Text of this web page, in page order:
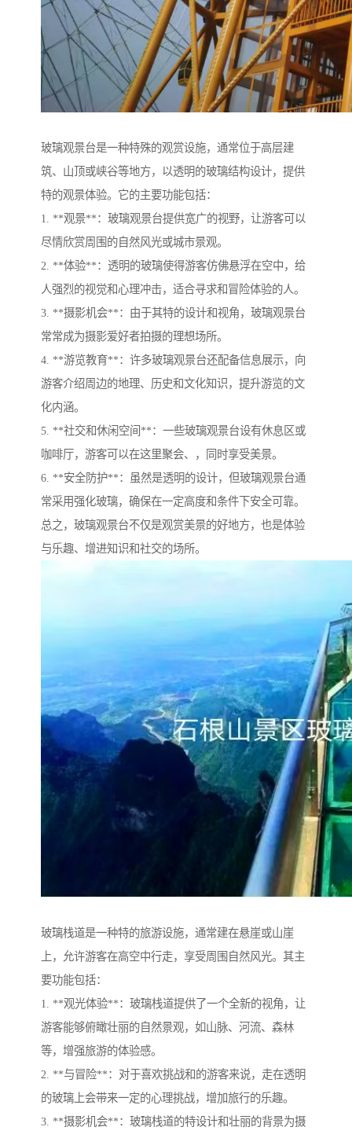
玻璃观景台是一种特殊的观赏设施，通常位于高层建
筑、山顶或峡谷等地方，以透明的玻璃结构设计，提供
特的观景体验。它的主要功能包括：
1. **观景**：玻璃观景台提供宽广的视野，让游客可以
尽情欣赏周围的自然风光或城市景观。
2. **体验**：透明的玻璃使得游客仿佛悬浮在空中，给
人强烈的视觉和心理冲击，适合寻求和冒险体验的人。
3. **摄影机会**：由于其特的设计和视角，玻璃观景台
常常成为摄影爱好者拍摄的理想场所。
4. **游览教育**：许多玻璃观景台还配备信息展示，向
游客介绍周边的地理、历史和文化知识，提升游览的文
化内涵。
5. **社交和休闲空间**：一些玻璃观景台设有休息区或
咖啡厅，游客可以在这里聚会、，同时享受美景。
6. **安全防护**：虽然是透明的设计，但玻璃观景台通
常采用强化玻璃，确保在一定高度和条件下安全可靠。
总之，玻璃观景台不仅是观赏美景的好地方，也是体验
与乐趣、增进知识和社交的场所。
玻璃栈道是一种特的旅游设施，通常建在悬崖或山崖
上，允许游客在高空中行走，享受周围自然风光。其主
要功能包括：
1. **观光体验**：玻璃栈道提供了一个全新的视角，让
游客能够俯瞰壮丽的自然景观，如山脉、河流、森林
等，增强旅游的体验感。
2. **与冒险**：对于喜欢挑战和的游客来说，走在透明
的玻璃上会带来一定的心理挑战，增加旅行的乐趣。
3. **摄影机会**：玻璃栈道的特设计和壮丽的背景为摄